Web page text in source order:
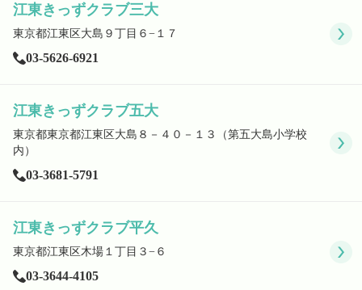
江東きっずクラブ三大
東京都江東区大島９丁目６−１７
03-5626-6921
江東きっずクラブ五大
東京都東京都江東区大島８－４０－１３（第五大島小学校
内）
03-3681-5791
江東きっずクラブ平久
東京都江東区木場１丁目３−６
03-3644-4105